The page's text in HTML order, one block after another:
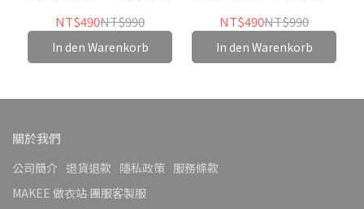
NT$490NT$990
In den Warenkorb
NT$490NT$990
In den Warenkorb
關於我們
公司簡介 退貨退款 隱私政策 服務條款
MAKEE 做衣站 團服客製服